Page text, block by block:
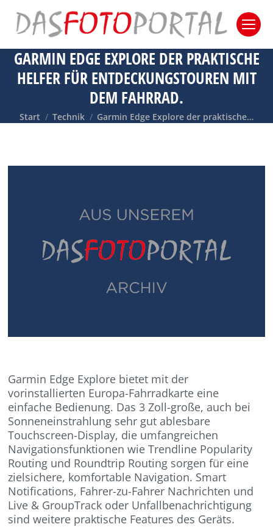
GARMIN EDGE EXPLORE DER PRAKTISCHE
HELFER FÜR ENTDECKUNGSTOUREN MIT
DEM FAHRRAD.
Sie befinden sich hier:
Start Technik Garmin Edge Explore der praktische…
Garmin Edge Explore bietet mit der
vorinstallierten Europa-Fahrradkarte eine
einfache Bedienung. Das 3 Zoll-große, auch bei
Sonneneinstrahlung sehr gut ablesbare
Touchscreen-Display, die umfangreichen
Navigationsfunktionen wie Trendline Popularity
Routing und Roundtrip Routing sorgen für eine
zielsichere, komfortable Navigation. Smart
Notifications, Fahrer-zu-Fahrer Nachrichten und
Live & GroupTrack oder Unfallbenachrichtigung
sind weitere praktische Features des Geräts.